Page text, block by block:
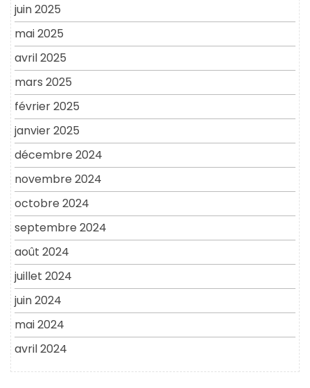
juin 2025
mai 2025
avril 2025
mars 2025
février 2025
janvier 2025
décembre 2024
novembre 2024
octobre 2024
septembre 2024
août 2024
juillet 2024
juin 2024
mai 2024
avril 2024